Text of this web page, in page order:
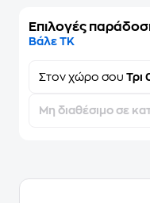
Επιλογές
Βάλε ΤΚ
Στον χώρο σου Τρι
Μη διαθέσιμο σε